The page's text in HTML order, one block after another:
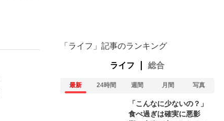
「ライフ」記事のランキング
ライフ 総合
最新 24時間 週間 月間 写真
「こんなに少ないの？」
食べ過ぎは確実に悪影